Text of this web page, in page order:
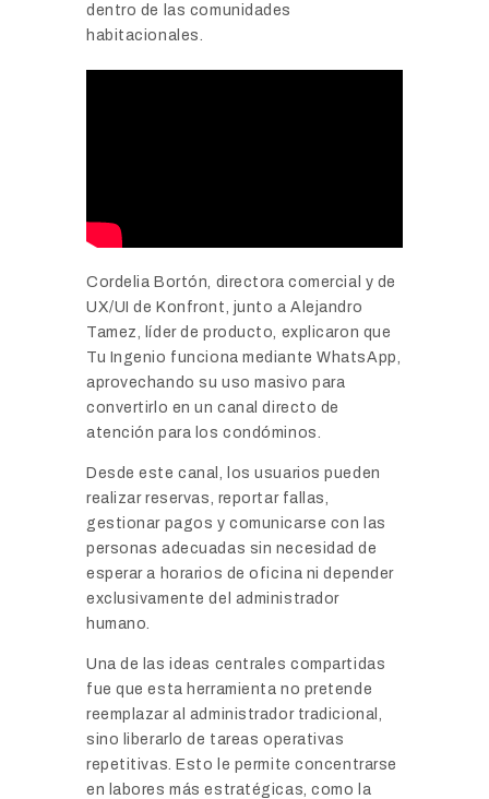
dentro de las comunidades
habitacionales.
Cordelia Bortón, directora comercial y de
UX/UI de Konfront, junto a Alejandro
Tamez, líder de producto, explicaron que
Tu Ingenio funciona mediante WhatsApp,
aprovechando su uso masivo para
convertirlo en un canal directo de
atención para los condóminos.
Desde este canal, los usuarios pueden
realizar reservas, reportar fallas,
gestionar pagos y comunicarse con las
personas adecuadas sin necesidad de
esperar a horarios de oficina ni depender
exclusivamente del administrador
humano.
Una de las ideas centrales compartidas
fue que esta herramienta no pretende
reemplazar al administrador tradicional,
sino liberarlo de tareas operativas
repetitivas. Esto le permite concentrarse
en labores más estratégicas, como la